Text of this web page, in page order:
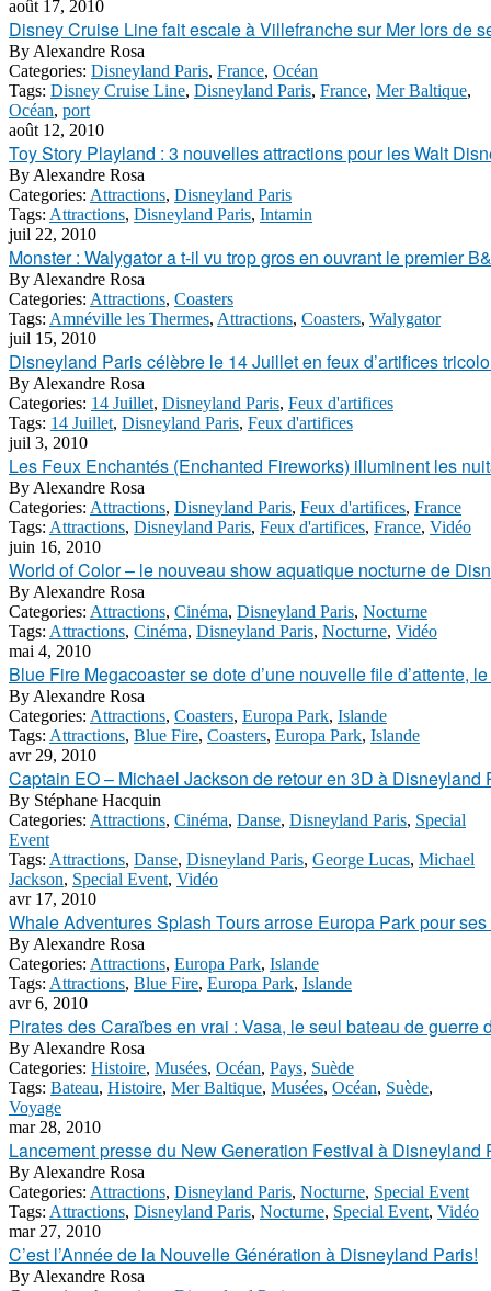
août 17, 2010
Disney Cruise Line fait escale à Villefranche sur Mer lors de
By Alexandre Rosa
Categories: Disneyland Paris, France, Océan
Tags: Disney Cruise Line, Disneyland Paris, France, Mer Baltique,
Océan, port
août 12, 2010
Toy Story Playland : 3 nouvelles attractions pour les Walt
By Alexandre Rosa
Categories: Attractions, Disneyland Paris
Tags: Attractions, Disneyland Paris, Intamin
juil 22, 2010
Monster : Walygator a t-il vu trop gros en ouvrant le premier
By Alexandre Rosa
Categories: Attractions, Coasters
Tags: Amnéville les Thermes, Attractions, Coasters, Walygator
juil 15, 2010
Disneyland Paris célèbre le 14 Juillet en feux d’artifices
By Alexandre Rosa
Categories: 14 Juillet, Disneyland Paris, Feux d'artifices
Tags: 14 Juillet, Disneyland Paris, Feux d'artifices
juil 3, 2010
Les Feux Enchantés (Enchanted Fireworks) illuminent les
By Alexandre Rosa
Categories: Attractions, Disneyland Paris, Feux d'artifices, France
Tags: Attractions, Disneyland Paris, Feux d'artifices, France, Vidéo
juin 16, 2010
World of Color – le nouveau show aquatique nocturne de
By Alexandre Rosa
Categories: Attractions, Cinéma, Disneyland Paris, Nocturne
Tags: Attractions, Cinéma, Disneyland Paris, Nocturne, Vidéo
mai 4, 2010
Blue Fire Megacoaster se dote d’une nouvelle file d’attente,
By Alexandre Rosa
Categories: Attractions, Coasters, Europa Park, Islande
Tags: Attractions, Blue Fire, Coasters, Europa Park, Islande
avr 29, 2010
Captain EO – Michael Jackson de retour en 3D à Disneyland
By Stéphane Hacquin
Categories: Attractions, Cinéma, Danse, Disneyland Paris, Special
Event
Tags: Attractions, Danse, Disneyland Paris, George Lucas, Michael
Jackson, Special Event, Vidéo
avr 17, 2010
Whale Adventures Splash Tours arrose Europa Park pour
By Alexandre Rosa
Categories: Attractions, Europa Park, Islande
Tags: Attractions, Blue Fire, Europa Park, Islande
avr 6, 2010
Pirates des Caraïbes en vrai : Vasa, le seul bateau de
By Alexandre Rosa
Categories: Histoire, Musées, Océan, Pays, Suède
Tags: Bateau, Histoire, Mer Baltique, Musées, Océan, Suède,
Voyage
mar 28, 2010
Lancement presse du New Generation Festival à
By Alexandre Rosa
Categories: Attractions, Disneyland Paris, Nocturne, Special Event
Tags: Attractions, Disneyland Paris, Nocturne, Special Event, Vidéo
mar 27, 2010
C’est l’Année de la Nouvelle Génération à Disneyland Paris!
By Alexandre Rosa